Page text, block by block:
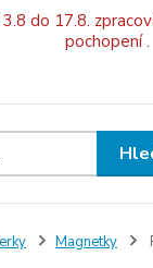
do 17.8.
pochopení .
Magnetky